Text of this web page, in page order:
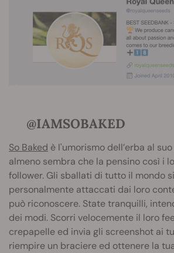
@IAMSOBAKED
So Baked è l'umorismo dell’erba al
almeno sembra che la pensino così i
follower. Gli sballati di tutto il mondo
personalmente attaccati dai loro
può riconoscere. State tranquilli,
dei modi. Scorri velocemente il loro
crepapelle ed invia gli screenshot ai
riempire un braciere ed ottenere la